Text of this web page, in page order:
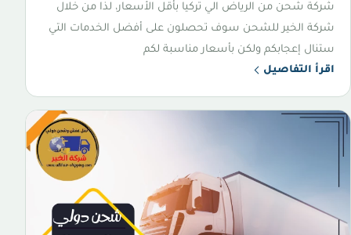
شركة شحن من الرياض الي تركيا بأقل الأسعار، لذا من خلال
شركة الخير للشحن سوف تحصلون على أفضل الخدمات التي
ستنال إعجابكم ولكن بأسعار مناسبة لكم
اقرأ التفاصيل